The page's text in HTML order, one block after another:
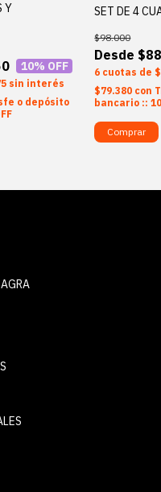
Y
10% OFF
sin interés
o depósito
SET DE 4
$98.000
6
$79.380 con
bancario ::
Comprar